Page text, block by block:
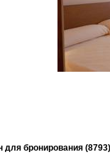
для бронирования